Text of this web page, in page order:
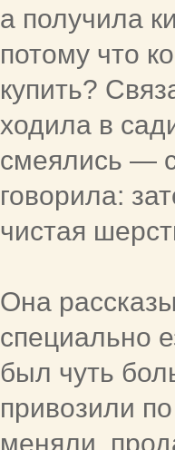
а получила
потому что
купить?
ходила в
смеялись —
говорила:
чистая
Она
специально
был чуть
привозили
меняли,